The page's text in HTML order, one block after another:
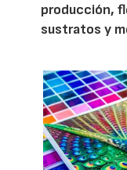
producción,
sustratos y